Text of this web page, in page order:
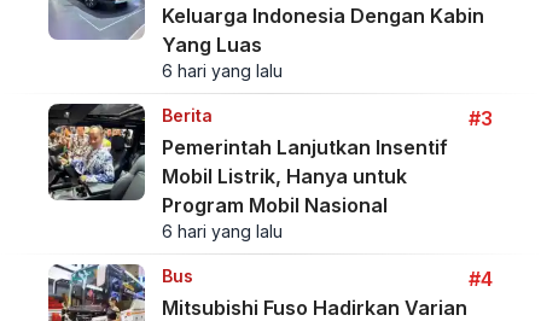
Keluarga Indonesia Dengan Kabin
Yang Luas
6 hari yang lalu
Berita
#3
Pemerintah Lanjutkan Insentif
Mobil Listrik, Hanya untuk
Program Mobil Nasional
6 hari yang lalu
Bus
#4
Mitsubishi Fuso Hadirkan Varian